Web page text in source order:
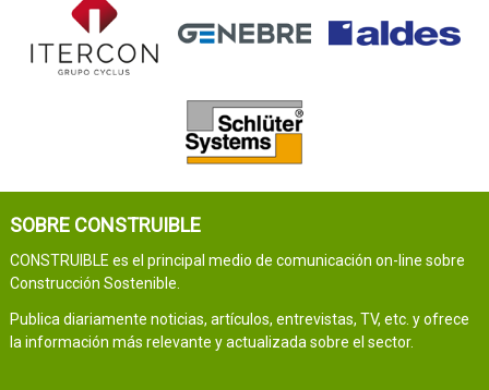
SOBRE CONSTRUIBLE
CONSTRUIBLE es el principal medio de comunicación on-line sobre
Construcción Sostenible.
Publica diariamente noticias, artículos, entrevistas, TV, etc. y ofrece
la información más relevante y actualizada sobre el sector.